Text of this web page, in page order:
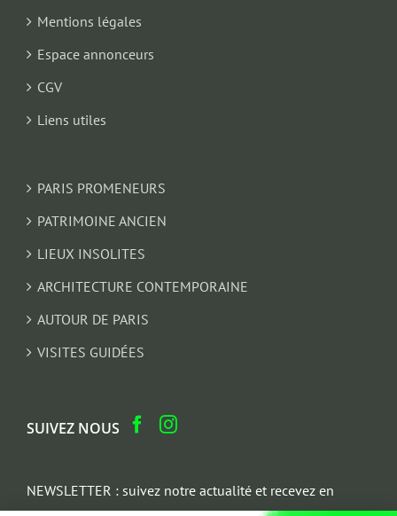
Mentions légales
Espace annonceurs
CGV
Liens utiles
PARIS PROMENEURS
PATRIMOINE ANCIEN
LIEUX INSOLITES
ARCHITECTURE CONTEMPORAINE
AUTOUR DE PARIS
VISITES GUIDÉES
SUIVEZ NOUS
NEWSLETTER : suivez notre actualité et recevez en